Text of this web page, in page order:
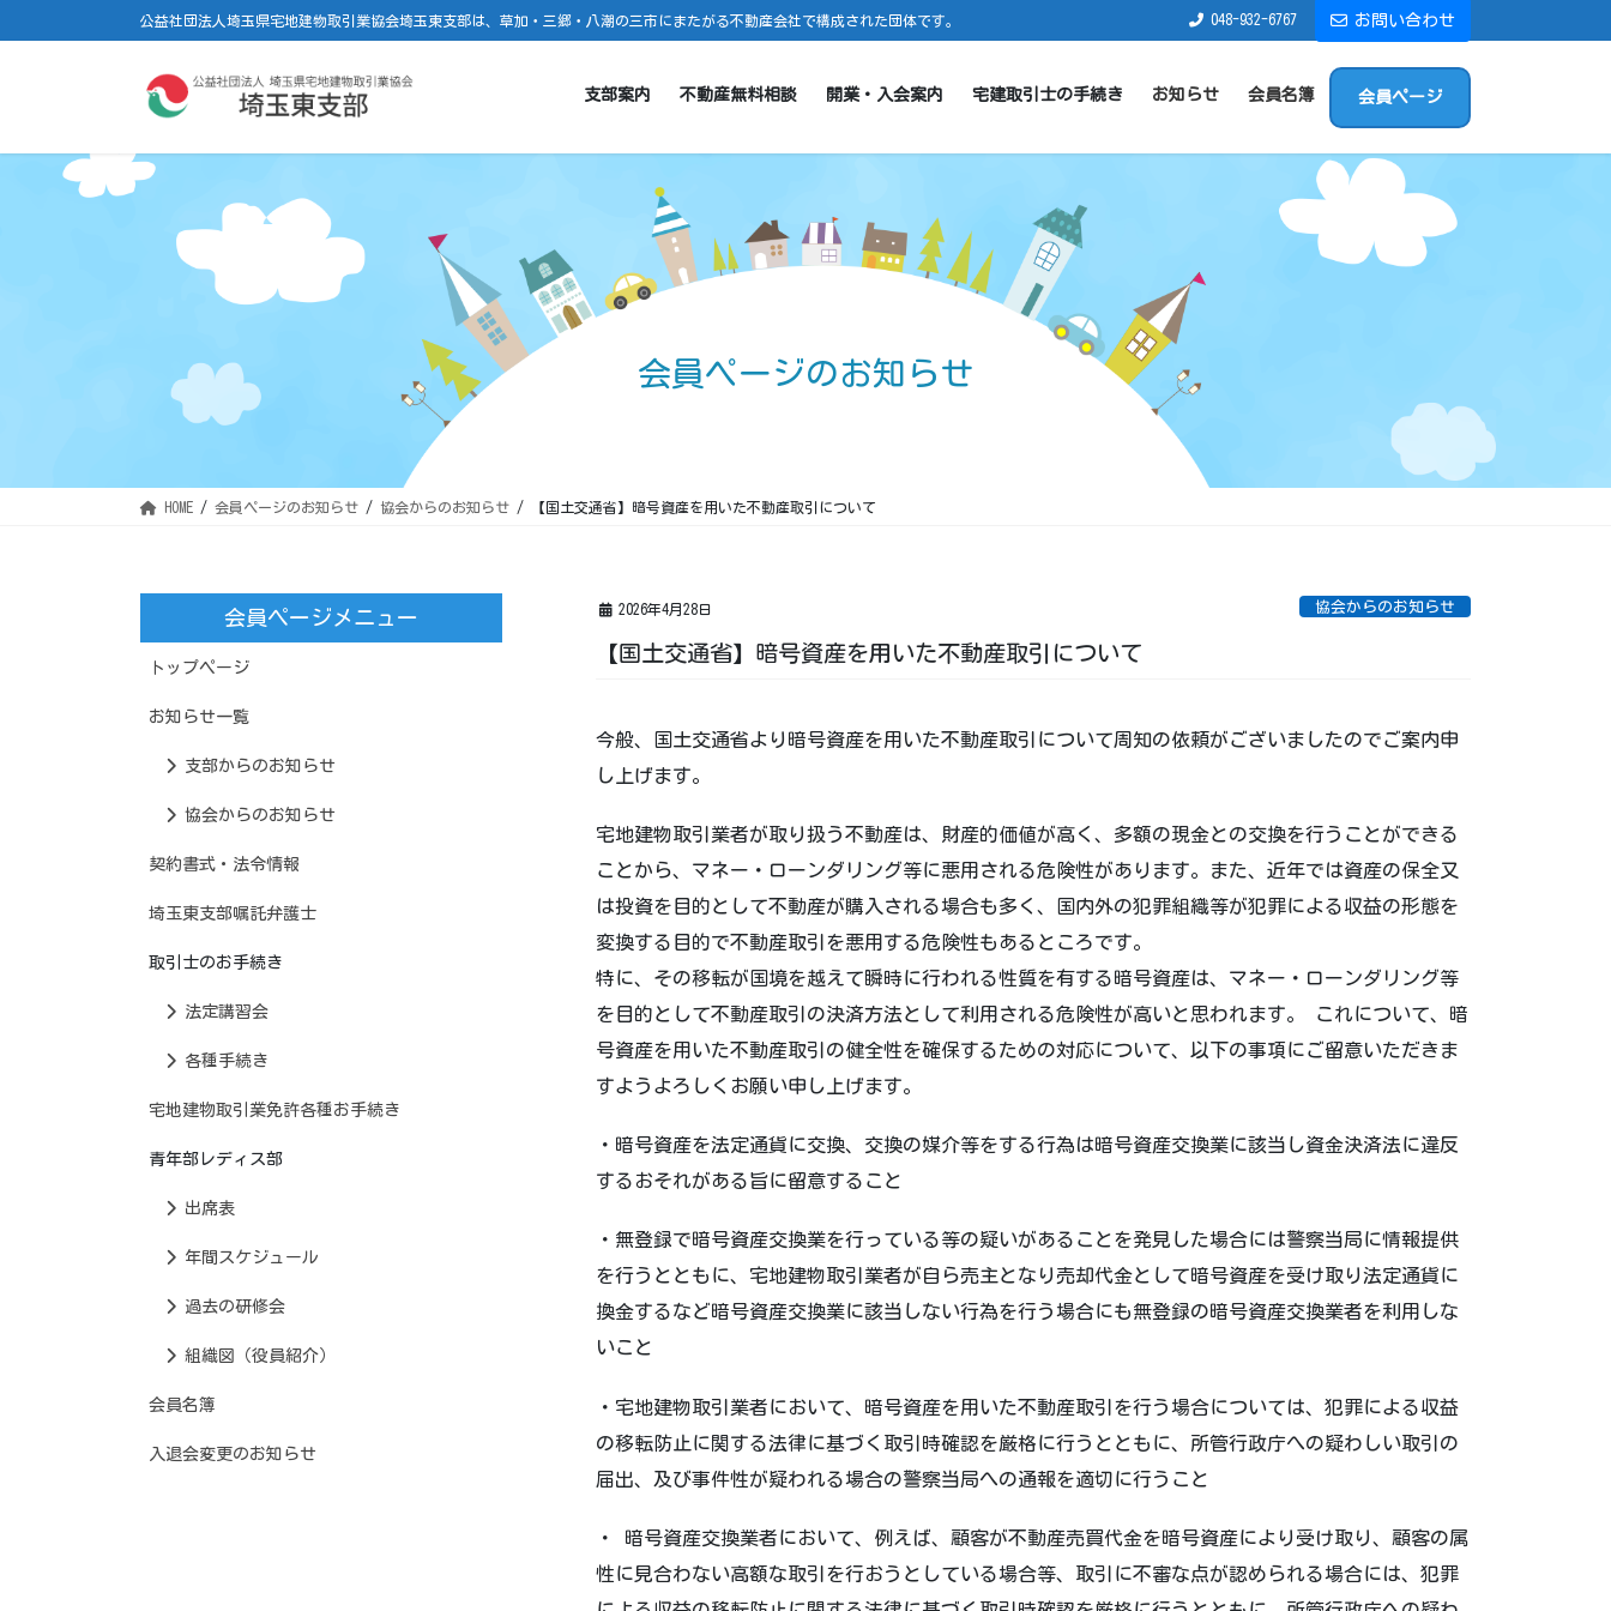
ン
に
ビ
ョ
公益社団法人埼玉県宅地建物取引業協会埼玉東支部は、草加・三郷・八潮の三市にまたがる不動産会社で構成された団体です。 048-932-6767 お問い合わせ
支部案内 不動産無料相談 開業・入会案内 宅建取引士の手続き お知らせ 会員名簿 会員ページ
会員ページのお知らせ
HOME 会員ページのお知らせ 協会からのお知らせ 【国土交通省】暗号資産を用いた不動産取引について
2026年4月28日 協会からのお知らせ
【国土交通省】暗号資産を用いた不動産取引について
今般、国土交通省より暗号資産を用いた不動産取引について周知の依頼がございましたのでご案内申
し上げます。
宅地建物取引業者が取り扱う不動産は、財産的価値が高く、多額の現金との交換を行うことができる
ことから、マネー・ローンダリング等に悪用される危険性があります。また、近年では資産の保全又
は投資を目的として不動産が購入される場合も多く、国内外の犯罪組織等が犯罪による収益の形態を
変換する目的で不動産取引を悪用する危険性もあるところです。
特に、その移転が国境を越えて瞬時に行われる性質を有する暗号資産は、マネー・ローンダリング等
を目的として不動産取引の決済方法として利用される危険性が高いと思われます。 これについて、暗
号資産を用いた不動産取引の健全性を確保するための対応について、以下の事項にご留意いただきま
すようよろしくお願い申し上げます。
・暗号資産を法定通貨に交換、交換の媒介等をする行為は暗号資産交換業に該当し資金決済法に違反
するおそれがある旨に留意すること
・無登録で暗号資産交換業を行っている等の疑いがあることを発見した場合には警察当局に情報提供
を行うとともに、宅地建物取引業者が自ら売主となり売却代金として暗号資産を受け取り法定通貨に
換金するなど暗号資産交換業に該当しない行為を行う場合にも無登録の暗号資産交換業者を利用しな
いこと
・宅地建物取引業者において、暗号資産を用いた不動産取引を行う場合については、犯罪による収益
の移転防止に関する法律に基づく取引時確認を厳格に行うとともに、所管行政庁への疑わしい取引の
届出、及び事件性が疑われる場合の警察当局への通報を適切に行うこと
・ 暗号資産交換業者において、例えば、顧客が不動産売買代金を暗号資産により受け取り、顧客の属
性に見合わない高額な取引を行おうとしている場合等、取引に不審な点が認められる場合には、犯罪
会員ページメニュー
トップページ
お知らせ一覧
支部からのお知らせ
協会からのお知らせ
契約書式・法令情報
埼玉東支部嘱託弁護士
取引士のお手続き
法定講習会
各種手続き
宅地建物取引業免許各種お手続き
青年部レディス部
出席表
年間スケジュール
過去の研修会
組織図（役員紹介）
会員名簿
入退会変更のお知らせ